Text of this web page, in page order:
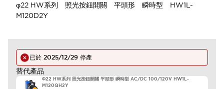
φ22 HW系列 照光按鈕開關 平頭形 瞬時型 HW1L-
M120D2Y
已於 2025/12/29 停產
替代產品
Φ22 HW系列 照光按鈕開關 平頭形 瞬時型 AC/DC 100/120V HW1L-
M120QH2Y